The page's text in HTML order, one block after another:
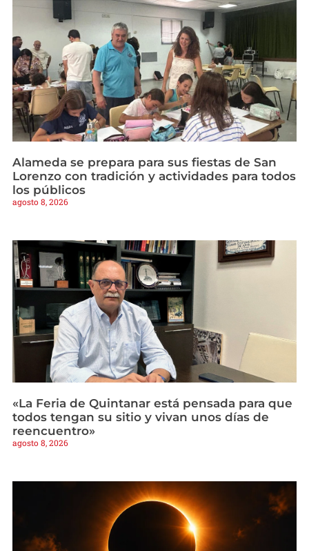
Alameda se prepara para sus fiestas de San
Lorenzo con tradición y actividades para todos
los públicos
agosto 8, 2026
«La Feria de Quintanar está pensada para que
todos tengan su sitio y vivan unos días de
reencuentro»
agosto 8, 2026